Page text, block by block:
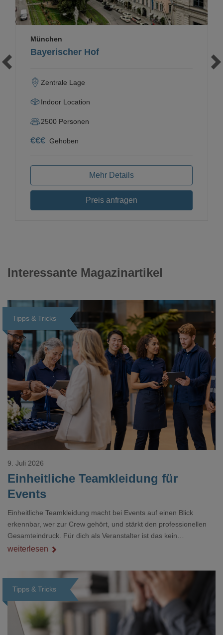
Bayerischer Hof
München
Zentrale Lage
Indoor Location
2500 Personen
€€€ Gehoben
Mehr Details
Preis anfragen
Interessante Magazinartikel
Tipps & Tricks
Loading...
Einheitliche Teamkleidung für
Events
9. Juli 2026
Einheitliche Teamkleidung macht bei Events auf einen Blick
erkennbar, wer zur Crew gehört, und stärkt den professionellen
Gesamteindruck. Für dich als Veranstalter ist das kein
Nebenthema: Bei Textilien mit Stickerei oder mehreren
weiterlesen
Tipps & Tricks